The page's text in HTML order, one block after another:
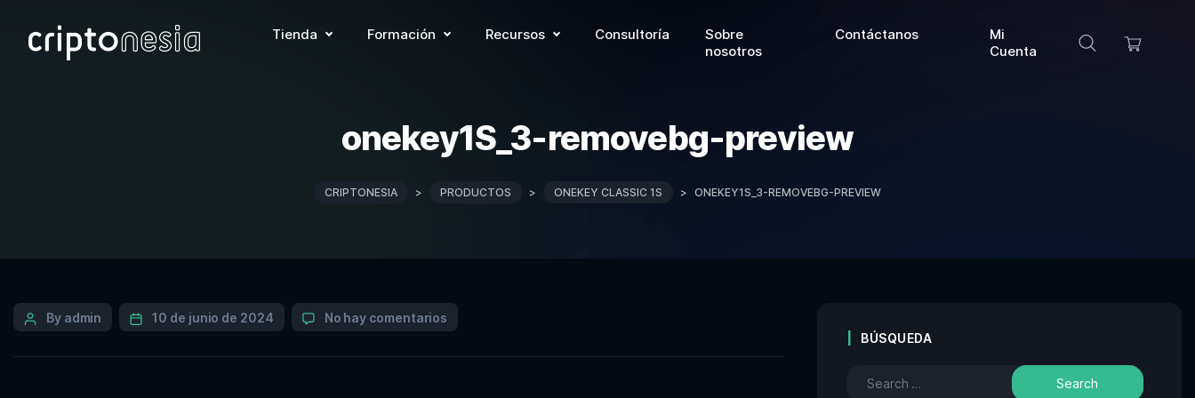
Tienda Formación Recursos Consultoría
Sobre
nosotros
Contáctanos
Mi
Cuenta
onekey1S_3-removebg-preview
CRIPTONESIA > PRODUCTOS > ONEKEY CLASSIC 1S > ONEKEY1S_3-REMOVEBG-PREVIEW
By admin 10 de junio de 2024 No hay comentarios
BÚSQUEDA